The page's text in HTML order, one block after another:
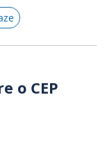
o CEP